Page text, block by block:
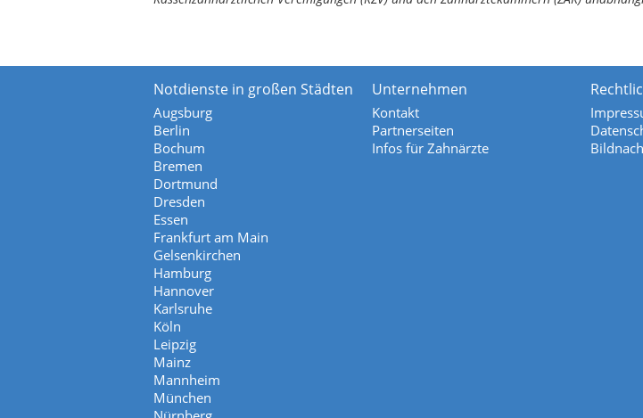
Notdienste in großen Städten
Augsburg
Berlin
Bochum
Bremen
Dortmund
Dresden
Essen
Frankfurt am Main
Gelsenkirchen
Hamburg
Hannover
Karlsruhe
Köln
Leipzig
Mainz
Mannheim
München
Unternehmen
Kontakt
Partnerseiten
Infos für Zahnärzte